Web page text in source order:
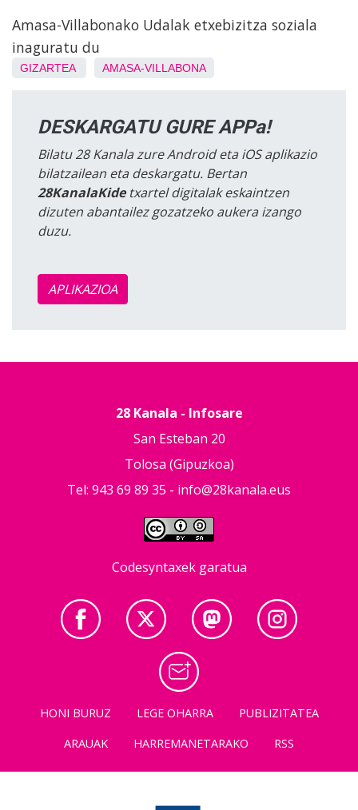
Amasa-Villabonako Udalak etxebizitza soziala
inaguratu du
GIZARTEA AMASA-VILLABONA
DESKARGATU GURE APPa!
Bilatu 28 Kanala zure Android eta iOS aplikazio
bilatzailean eta deskargatu. Bertan
28KanalaKidetxartel digitalak eskaintzen
dizuten abantailez gozatzeko aukera izango
duzu.
APLIKAZIOA
28 Kanala - Infosare
San Esteban 20
Tolosa (Gipuzkoa)
Tel: 943 69 89 35 - info@28kanala.eus
Codesyntaxek garatua
HONI BURUZ LEGE OHARRA
PUBLIZITATEA
ARAUAK
HARREMANETARAKO RSS